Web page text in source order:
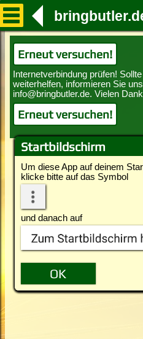
Startbildschirm
Um diese App auf deinem
klicke bitte auf das Symbol
und danach auf
Erneut versuchen!
Erneut versuchen!